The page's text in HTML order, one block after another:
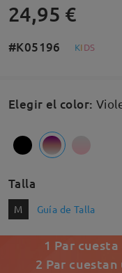
24,95 €
#K05196 KIDS
Elegir el color:
Talla
M Guía de Talla
1 Par
2 Par